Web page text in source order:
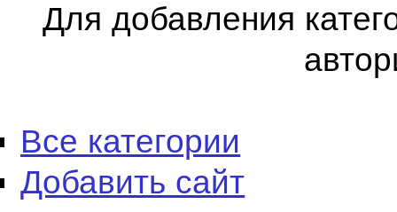
Для добавления
Все категории
Добавить сайт